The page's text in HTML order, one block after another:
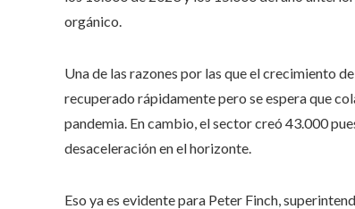
orgánico.
Una de las razones por las que el crecimiento
recuperado rápidamente pero se espera que
pandemia. En cambio, el sector creó 43.000
desaceleración en el horizonte.
Eso ya es evidente para Peter Finch,